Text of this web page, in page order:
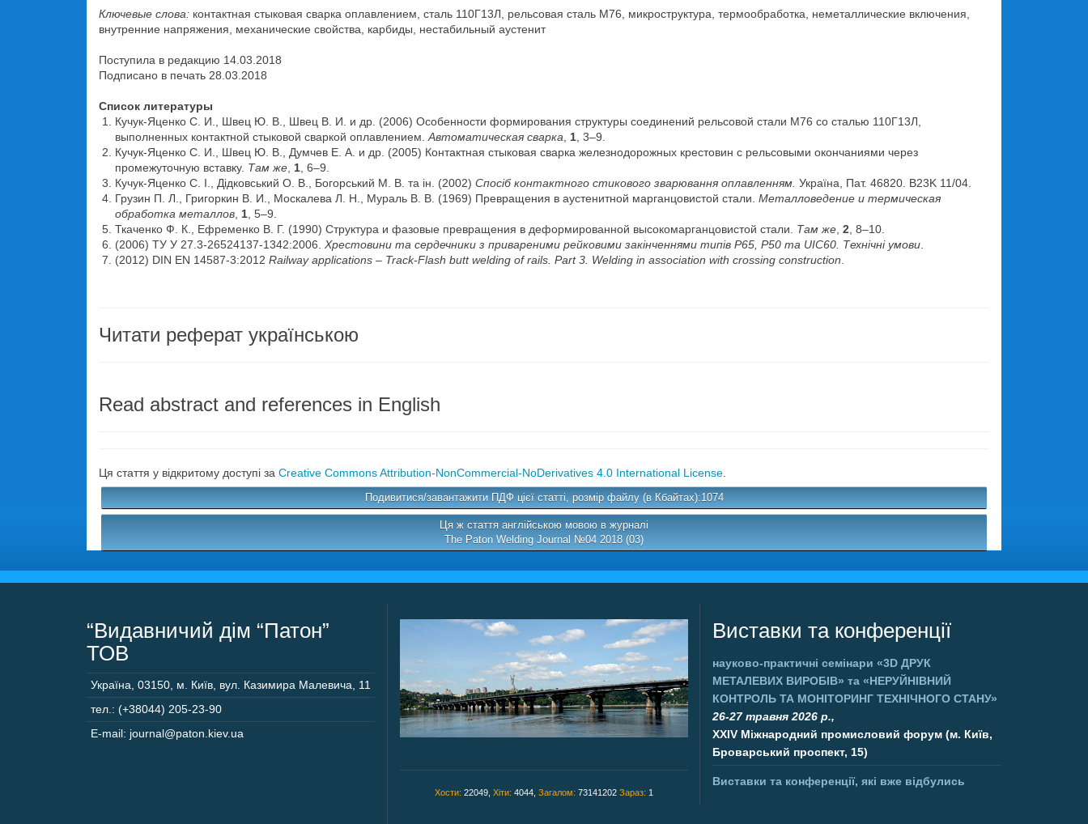
Ключевые слова: контактная стыковая сварка оплавлением, сталь 110Г13Л, рельсовая сталь М76, микроструктура, термообработка, неметаллические включения,
внутренние напряжения, механические свойства, карбиды, нестабильный аустенит
Поступила в редакцию 14.03.2018
Подписано в печать 28.03.2018
Список литературы
Кучук-Яценко С. И., Швец Ю. В., Швец В. И. и др. (2006) Особенности формирования структуры соединений рельсовой стали М76 со сталью 110Г13Л,
выполненных контактной стыковой сваркой оплавлением. Автоматическая сварка 1 , 3–9.
Кучук-Яценко С. И., Швец Ю. В., Думчев Е. А. и др. (2005) Контактная стыковая сварка железнодорожных крестовин с рельсовыми окончаниями через
промежуточную вставку. Там же 1 , 6–9.
Кучук-Яценко С. І., Дідковський О. В., Богорський М. В. та ін. (2002) Спосіб контактного стикового зварювання оплавленням. Україна, Пат. 46820. B23K 11/04.
Грузин П. Л., Григоркин В. И., Москалева Л. Н., Мураль В. В. (1969) Превращения в аустенитной марганцовистой стали. Металловедение и термическая
обработка металлов 1 , 5–9.
Ткаченко Ф. К., Ефременко В. Г. (1990) Структура и фазовые превращения в деформированной высокомарганцовистой стали. Там же 2 , 8–10.
(2006) ТУ У 27.3-26524137-1342:2006. Хрестовини та сердечники з привареними рейковими закінченнями типів Р65, Р50 та UIC60. Технічні умови
(2012) DIN EN 14587-3:2012 Railway applications – Track-Flash butt welding of rails. Part 3. Welding in association with crossing construction
Читати реферат українською
Read abstract and references in English
Ця стаття у відкритому доступі за Creative Commons Attribution-NonCommercial-NoDerivatives 4.0 International License
Подивитися/завантажити ПДФ цієї статті, розмір файлу (в Кбайтах):1074
Ця ж стаття англійською мовою в журналі
The Paton Welding Journal №04 2018 (03)
“Видавничий дім “Патон”
ТОВ
Україна 03150 м. Київ, вул. Казимира Малевича, 11
тел.: (+38044) 205-23-90
E-mail: journal@paton.kiev.ua
Хости: 22049, Хіти: 4044, Загалом: 73141202 Зараз: 1
Виставки та конференції
науково-практичні семінари«3D ДРУК
МЕТАЛЕВИХ ВИРОБІВ» та«НЕРУЙНІВНИЙ
КОНТРОЛЬ ТА МОНІТОРИНГ ТЕХНІЧНОГО СТАНУ»
26-27 травня 2026 р.,
XXIV Міжнародний промисловий форум (м. Київ,
Броварський проспект, 15)
Виставки та конференції, які вже відбулись